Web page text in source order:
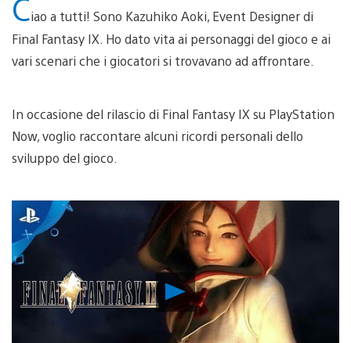
iao a tutti! Sono Kazuhiko Aoki, Event Designer di
Final Fantasy IX. Ho dato vita ai personaggi del gioco e ai
vari scenari che i giocatori si trovavano ad affrontare.
In occasione del rilascio di Final Fantasy IX su PlayStation
Now, voglio raccontare alcuni ricordi personali dello
sviluppo del gioco.
Riproduci
video